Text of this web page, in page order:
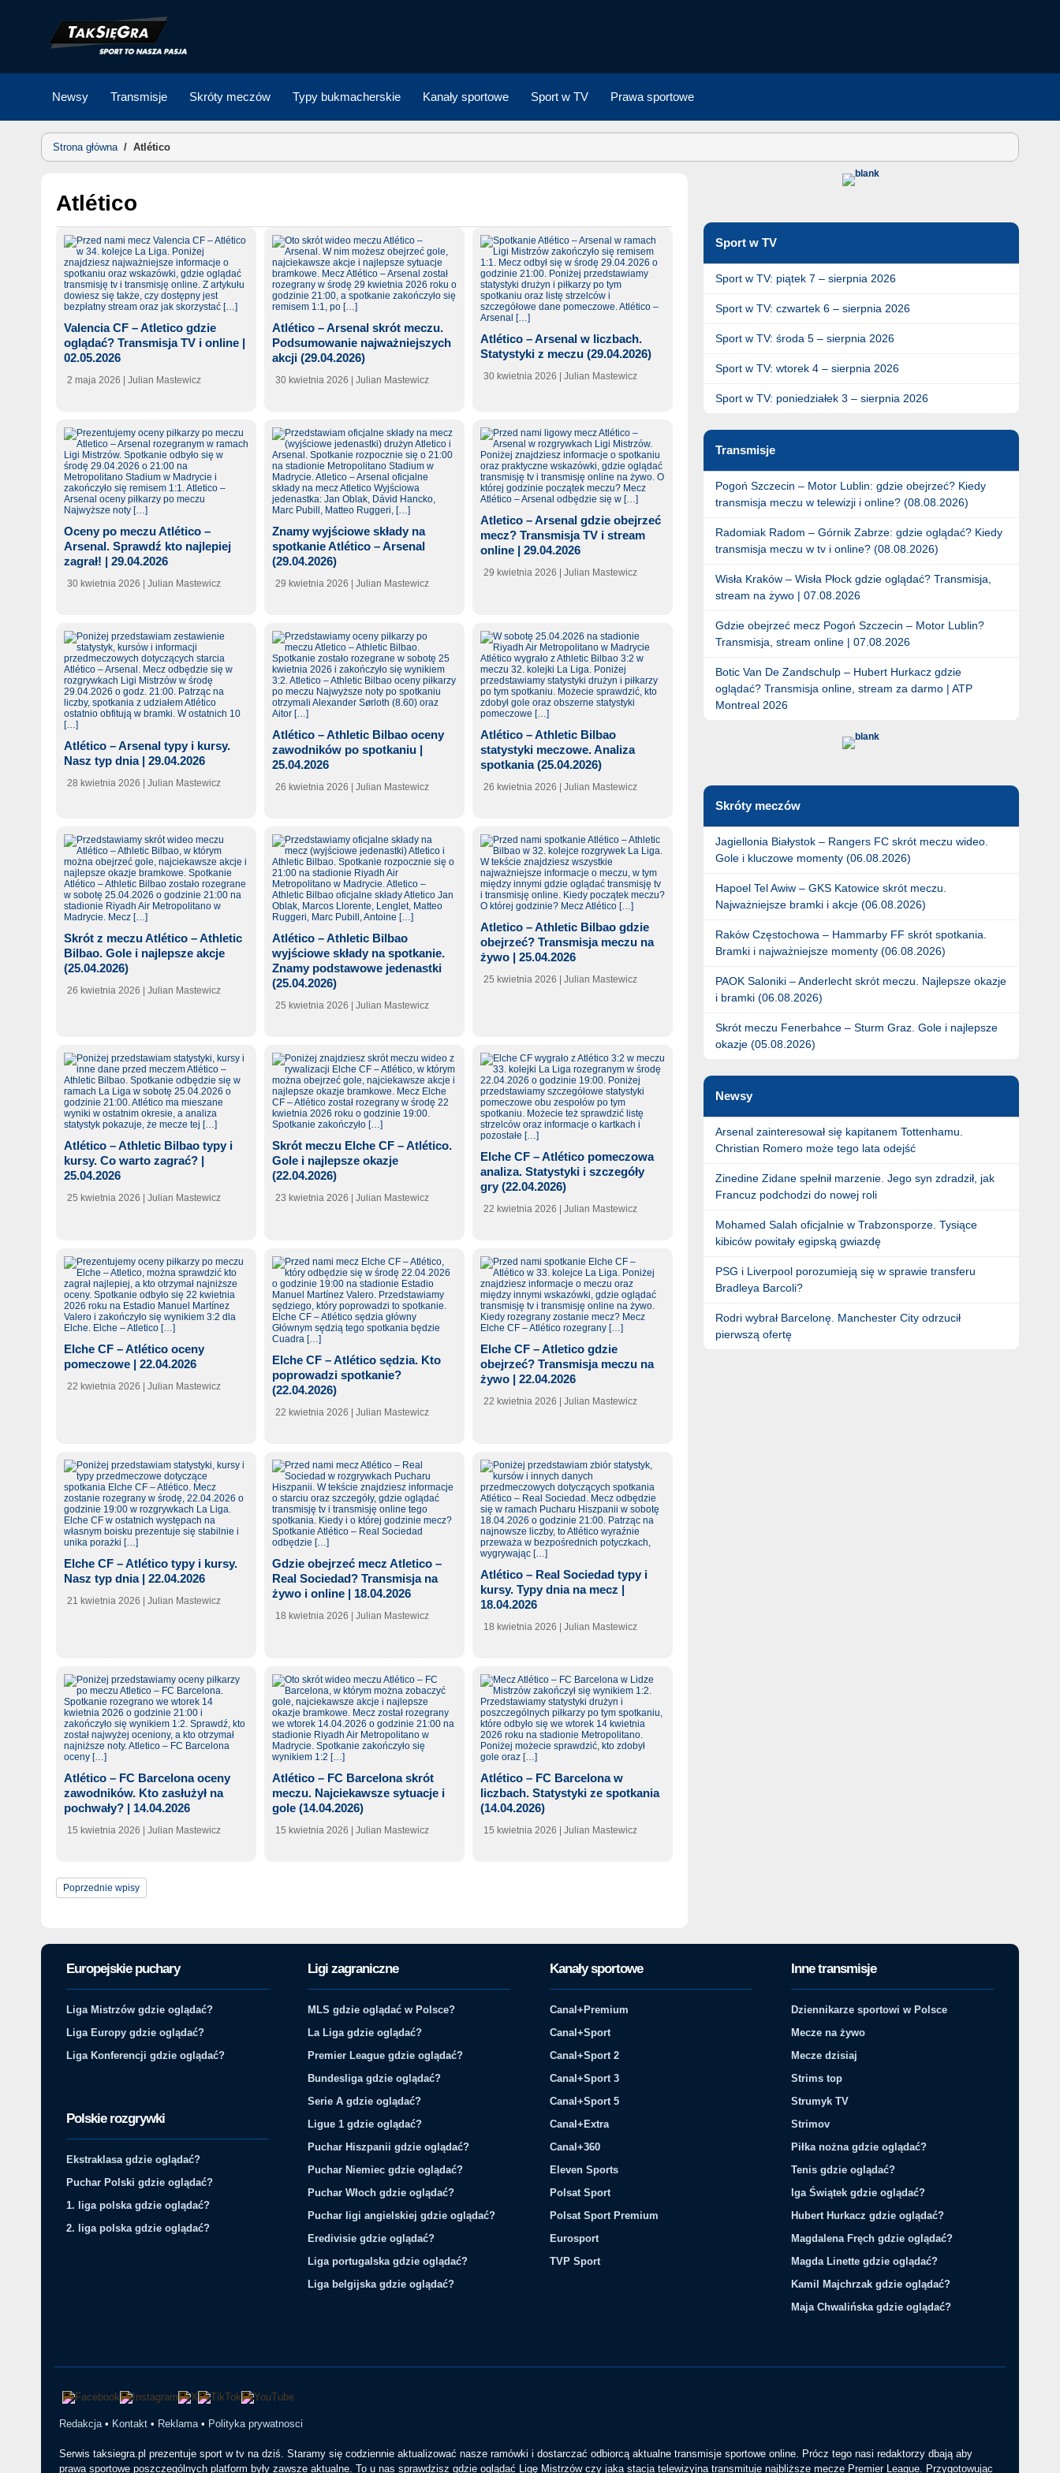
Newsy Transmisje Skróty meczów Typy bukmacherskie Kanały sportowe Sport w TV Prawa sportowe
Strona główna/ Atlético
Atlético
Valencia CF – Atletico gdzie
oglądać? Transmisja TV i online |
02.05.2026
2 maja 2026 | Julian Mastewicz
Atlético – Arsenal skrót meczu.
Podsumowanie najważniejszych
akcji (29.04.2026)
30 kwietnia 2026 | Julian Mastewicz
Atlético – Arsenal w liczbach.
Statystyki z meczu (29.04.2026)
30 kwietnia 2026 | Julian Mastewicz
Oceny po meczu Atlético –
Arsenal. Sprawdź kto najlepiej
zagrał! | 29.04.2026
30 kwietnia 2026 | Julian Mastewicz
Znamy wyjściowe składy na
spotkanie Atlético – Arsenal
(29.04.2026)
29 kwietnia 2026 | Julian Mastewicz
Atletico – Arsenal gdzie obejrzeć
mecz? Transmisja TV i stream
online | 29.04.2026
29 kwietnia 2026 | Julian Mastewicz
Atlético – Arsenal typy i kursy.
Nasz typ dnia | 29.04.2026
28 kwietnia 2026 | Julian Mastewicz
Atlético – Athletic Bilbao oceny
zawodników po spotkaniu |
25.04.2026
26 kwietnia 2026 | Julian Mastewicz
Atlético – Athletic Bilbao
statystyki meczowe. Analiza
spotkania (25.04.2026)
26 kwietnia 2026 | Julian Mastewicz
Skrót z meczu Atlético – Athletic
Bilbao. Gole i najlepsze akcje
(25.04.2026)
26 kwietnia 2026 | Julian Mastewicz
Atlético – Athletic Bilbao
wyjściowe składy na spotkanie.
Znamy podstawowe jedenastki
(25.04.2026)
25 kwietnia 2026 | Julian Mastewicz
Atletico – Athletic Bilbao gdzie
obejrzeć? Transmisja meczu na
żywo | 25.04.2026
25 kwietnia 2026 | Julian Mastewicz
Atlético – Athletic Bilbao typy i
kursy. Co warto zagrać? |
25.04.2026
25 kwietnia 2026 | Julian Mastewicz
Skrót meczu Elche CF – Atlético.
Gole i najlepsze okazje
(22.04.2026)
23 kwietnia 2026 | Julian Mastewicz
Elche CF – Atlético pomeczowa
analiza. Statystyki i szczegóły
gry (22.04.2026)
22 kwietnia 2026 | Julian Mastewicz
Elche CF – Atlético oceny
pomeczowe | 22.04.2026
22 kwietnia 2026 | Julian Mastewicz
Elche CF – Atlético sędzia. Kto
poprowadzi spotkanie?
(22.04.2026)
22 kwietnia 2026 | Julian Mastewicz
Elche CF – Atletico gdzie
obejrzeć? Transmisja meczu na
żywo | 22.04.2026
22 kwietnia 2026 | Julian Mastewicz
Elche CF – Atlético typy i kursy.
Nasz typ dnia | 22.04.2026
21 kwietnia 2026 | Julian Mastewicz
Gdzie obejrzeć mecz Atletico –
Real Sociedad? Transmisja na
żywo i online | 18.04.2026
18 kwietnia 2026 | Julian Mastewicz
Atlético – Real Sociedad typy i
kursy. Typy dnia na mecz |
18.04.2026
18 kwietnia 2026 | Julian Mastewicz
Atlético – FC Barcelona oceny
zawodników. Kto zasłużył na
pochwały? | 14.04.2026
15 kwietnia 2026 | Julian Mastewicz
Atlético – FC Barcelona skrót
meczu. Najciekawsze sytuacje i
gole (14.04.2026)
15 kwietnia 2026 | Julian Mastewicz
Atlético – FC Barcelona w
liczbach. Statystyki ze spotkania
(14.04.2026)
15 kwietnia 2026 | Julian Mastewicz
Poprzednie wpisy
Sport w TV
Sport w TV: piątek 7 – sierpnia 2026
Sport w TV: czwartek 6 – sierpnia 2026
Sport w TV: środa 5 – sierpnia 2026
Sport w TV: wtorek 4 – sierpnia 2026
Sport w TV: poniedziałek 3 – sierpnia 2026
Transmisje
Pogoń Szczecin – Motor Lublin: gdzie obejrzeć? Kiedy
transmisja meczu w telewizji i online? (08.08.2026)
Radomiak Radom – Górnik Zabrze: gdzie oglądać? Kiedy
transmisja meczu w tv i online? (08.08.2026)
Wisła Kraków – Wisła Płock gdzie oglądać? Transmisja,
stream na żywo | 07.08.2026
Gdzie obejrzeć mecz Pogoń Szczecin – Motor Lublin?
Transmisja, stream online | 07.08.2026
Botic Van De Zandschulp – Hubert Hurkacz gdzie
oglądać? Transmisja online, stream za darmo | ATP
Montreal 2026
Skróty meczów
Jagiellonia Białystok – Rangers FC skrót meczu wideo.
Gole i kluczowe momenty (06.08.2026)
Hapoel Tel Awiw – GKS Katowice skrót meczu.
Najważniejsze bramki i akcje (06.08.2026)
Raków Częstochowa – Hammarby FF skrót spotkania.
Bramki i najważniejsze momenty (06.08.2026)
PAOK Saloniki – Anderlecht skrót meczu. Najlepsze okazje
i bramki (06.08.2026)
Skrót meczu Fenerbahce – Sturm Graz. Gole i najlepsze
okazje (05.08.2026)
Newsy
Arsenal zainteresował się kapitanem Tottenhamu.
Christian Romero może tego lata odejść
Zinedine Zidane spełnił marzenie. Jego syn zdradził, jak
Francuz podchodzi do nowej roli
Mohamed Salah oficjalnie w Trabzonsporze. Tysiące
kibiców powitały egipską gwiazdę
PSG i Liverpool porozumieją się w sprawie transferu
Bradleya Barcoli?
Rodri wybrał Barcelonę. Manchester City odrzucił
pierwszą ofertę
Europejskie puchary
Liga Mistrzów gdzie oglądać?
Liga Europy gdzie oglądać?
Liga Konferencji gdzie oglądać?
Polskie rozgrywki
Ekstraklasa gdzie oglądać?
Puchar Polski gdzie oglądać?
1. liga polska gdzie oglądać?
2. liga polska gdzie oglądać?
Ligi zagraniczne
MLS gdzie oglądać w Polsce?
La Liga gdzie oglądać?
Premier League gdzie oglądać?
Bundesliga gdzie oglądać?
Serie A gdzie oglądać?
Ligue 1 gdzie oglądać?
Puchar Hiszpanii gdzie oglądać?
Puchar Niemiec gdzie oglądać?
Puchar Włoch gdzie oglądać?
Puchar ligi angielskiej gdzie oglądać?
Eredivisie gdzie oglądać?
Liga portugalska gdzie oglądać?
Liga belgijska gdzie oglądać?
Kanały sportowe
Canal+Premium
Canal+Sport
Canal+Sport 2
Canal+Sport 3
Canal+Sport 5
Canal+Extra
Canal+360
Eleven Sports
Polsat Sport
Polsat Sport Premium
Eurosport
TVP Sport
Inne transmisje
Dziennikarze sportowi w Polsce
Mecze na żywo
Mecze dzisiaj
Strims top
Strumyk TV
Strimov
Piłka nożna gdzie oglądać?
Tenis gdzie oglądać?
Iga Świątek gdzie oglądać?
Hubert Hurkacz gdzie oglądać?
Magdalena Fręch gdzie oglądać?
Magda Linette gdzie oglądać?
Kamil Majchrzak gdzie oglądać?
Maja Chwalińska gdzie oglądać?
Redakcja• Kontakt• Reklama• Polityka prywatnosci
Serwis taksiegra.pl prezentuje sport w tv na dziś. Staramy się codziennie aktualizować nasze ramówki i dostarczać odbiorcą aktualne transmisje sportowe online. Prócz tego nasi redaktorzy dbają aby
prawa sportowe poszczególnych platform były zawsze aktualne. To u nas sprawdzisz gdzie oglądać Ligę Mistrzów czy jaka stacja telewizyjna transmituje najbliższe mecze Premier League. Przygotowując